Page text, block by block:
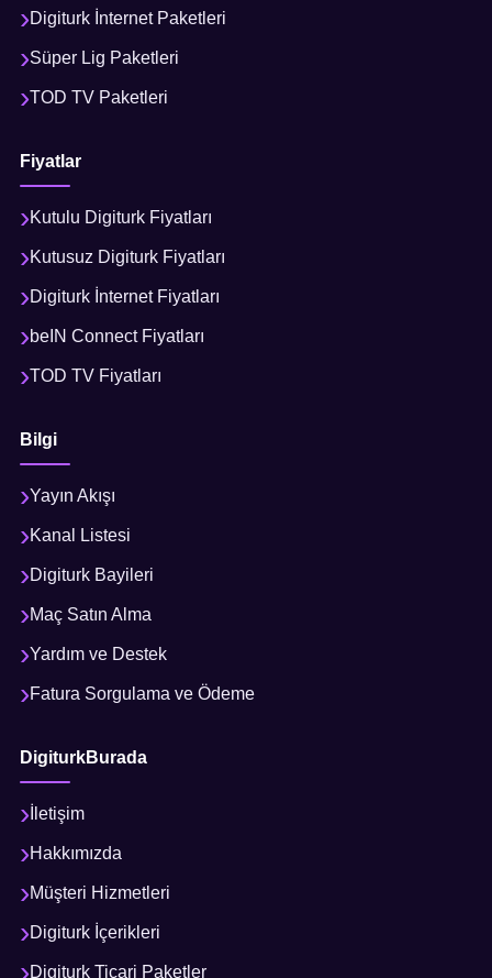
Digiturk İnternet Paketleri
Süper Lig Paketleri
TOD TV Paketleri
Fiyatlar
Kutulu Digiturk Fiyatları
Kutusuz Digiturk Fiyatları
Digiturk İnternet Fiyatları
beIN Connect Fiyatları
TOD TV Fiyatları
Bilgi
Yayın Akışı
Kanal Listesi
Digiturk Bayileri
Maç Satın Alma
Yardım ve Destek
Fatura Sorgulama ve Ödeme
DigiturkBurada
İletişim
Hakkımızda
Müşteri Hizmetleri
Digiturk İçerikleri
Digiturk Ticari Paketler